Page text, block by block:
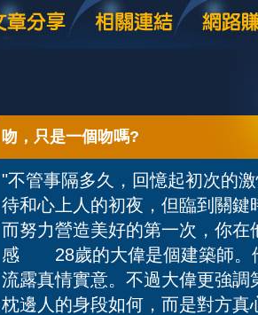
吻，只是一個吻嗎?
"不管事隔多久，回憶起初次的
待和心上人的初夜，但臨到關
而努力營造美好的第一次，你
感 28歲的大偉是個建築師。
流露真情實意。不過大偉更強
枕邊人的身段如何，而是對方真